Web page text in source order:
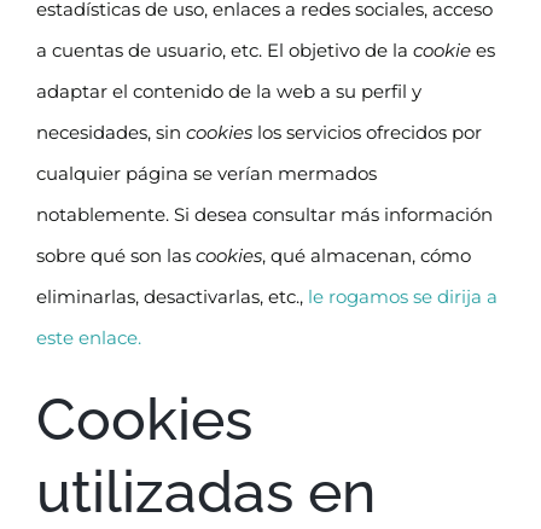
estadísticas de uso, enlaces a redes sociales, acceso
a cuentas de usuario, etc. El objetivo de la cookie es
adaptar el contenido de la web a su perfil y
necesidades, sin cookies los servicios ofrecidos por
cualquier página se verían mermados
notablemente. Si desea consultar más información
sobre qué son las cookies, qué almacenan, cómo
eliminarlas, desactivarlas, etc., le rogamos se dirija a
este enlace.
Cookies
utilizadas en